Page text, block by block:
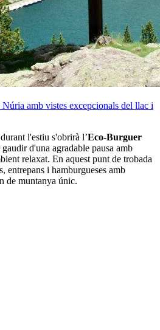
amb vistes excepcionals del llac i
l'estiu s'obrirà l’Eco-Burguer
d'una agradable pausa amb
relaxat. En aquest punt de trobada
entrepans i hamburgueses amb
de muntanya únic.